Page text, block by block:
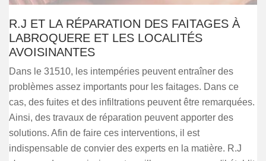
R.J ET LA RÉPARATION DES FAITAGES À
LABROQUERE ET LES LOCALITÉS
AVOISINANTES
Dans le 31510, les intempéries peuvent entraîner des
problèmes assez importants pour les faitages. Dans ce
cas, des fuites et des infiltrations peuvent être remarquées.
Ainsi, des travaux de réparation peuvent apporter des
solutions. Afin de faire ces interventions, il est
indispensable de convier des experts en la matière. R.J